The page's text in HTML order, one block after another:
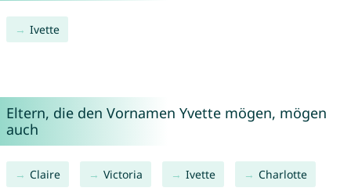
Ivette
Eltern, die den Vornamen Yvette mögen, mögen
auch
Claire Victoria Ivette Charlotte